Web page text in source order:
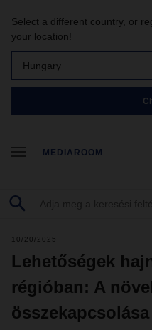
Select a different country, or
your location!
Hungary
MEDIAROOM
10/20/2025
Lehetőségek
régióban: A